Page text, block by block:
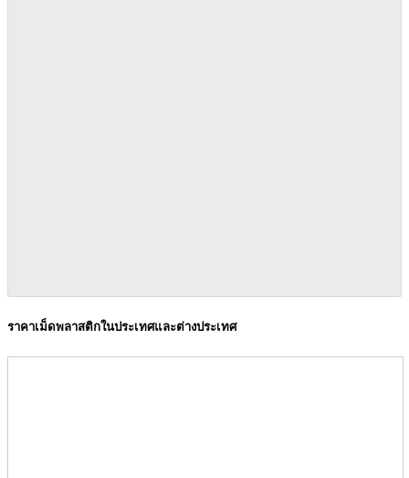
ราคาเม็ดพลาสติกในประเทศและต่างประเทศ